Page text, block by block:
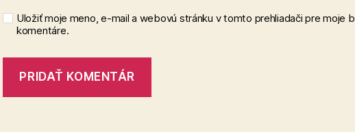
Uložiť moje meno, e-mail a webovú stránku v tomto prehliadači pre moje
komentáre.